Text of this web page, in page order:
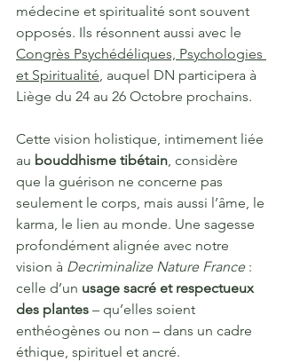
médecine et spiritualité sont souvent
opposés. Ils résonnent aussi avec le
Congrès Psychédéliques, Psychologies
et Spiritualité, auquel DN participera à
Liège du 24 au 26 Octobre prochains.
Cette vision holistique, intimement liée
au bouddhisme tibétain, considère
que la guérison ne concerne pas
seulement le corps, mais aussi l’âme, le
karma, le lien au monde. Une sagesse
profondément alignée avec notre
vision à Decriminalize Nature France :
celle d’un usage sacré et respectueux
des plantes – qu’elles soient
enthéogènes ou non – dans un cadre
éthique, spirituel et ancré.